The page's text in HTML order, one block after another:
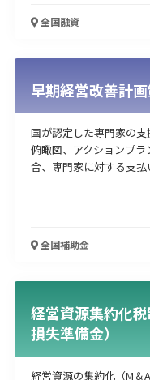
全国融資
早期経営改善計
国が認定した専門家の
俯瞰図、アクションプ
合、専門家に対する支払
全国補助金
経営資源集約化
損失準備金）
経営資源の集約化（M＆